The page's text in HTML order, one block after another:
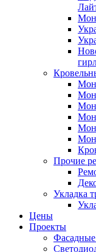
Прочие
Укладка
Цены
Проекты